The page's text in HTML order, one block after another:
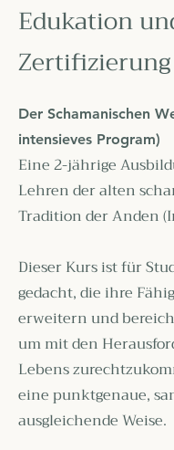
Edukation
Zertifizierung
Der Schamanischen
intensieves Program)
Eine 2-jährige
Lehren der alten
Tradition der Anden
Dieser Kurs ist für
gedacht, die ihre
erweitern und
um mit den
Lebens
eine punktgenaue,
ausgleichende Weise.